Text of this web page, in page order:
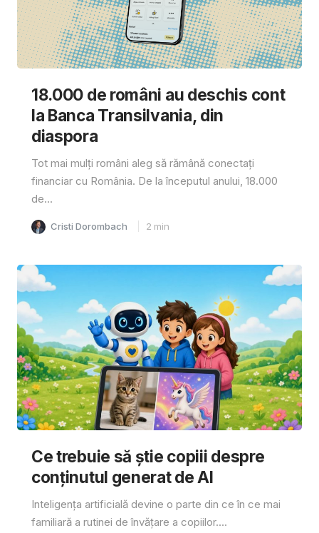
18.000 de români au deschis cont
la Banca Transilvania, din
diaspora
Tot mai mulți români aleg să rămână conectați
financiar cu România. De la începutul anului, 18.000
de...
Cristi Dorombach 2 min
Ce trebuie să știe copiii despre
conținutul generat de AI
Inteligența artificială devine o parte din ce în ce mai
familiară a rutinei de învățare a copiilor....